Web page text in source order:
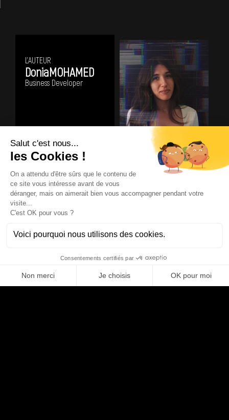
L'AUTEUR
DoniaMOHAMED
Business Developer